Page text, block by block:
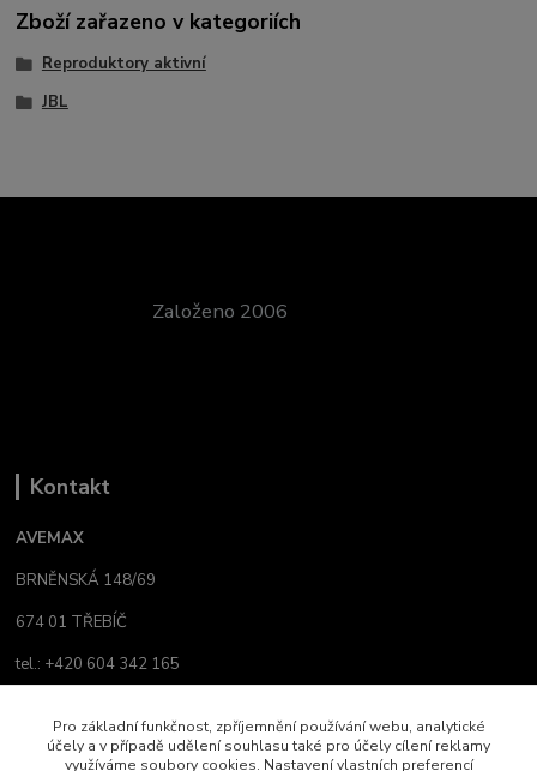
Zboží zařazeno v kategoriích
Reproduktory aktivní
JBL
Založeno 2006
Kontakt
AVEMAX
BRNĚNSKÁ 148/69
674 01 TŘEBÍČ
tel.: +420 604 342 165
info@yamaha-shop.cz
Pro základní funkčnost, zpříjemnění používání webu, analytické
účely a v případě udělení souhlasu také pro účely cílení reklamy
využíváme soubory cookies. Nastavení vlastních preferencí